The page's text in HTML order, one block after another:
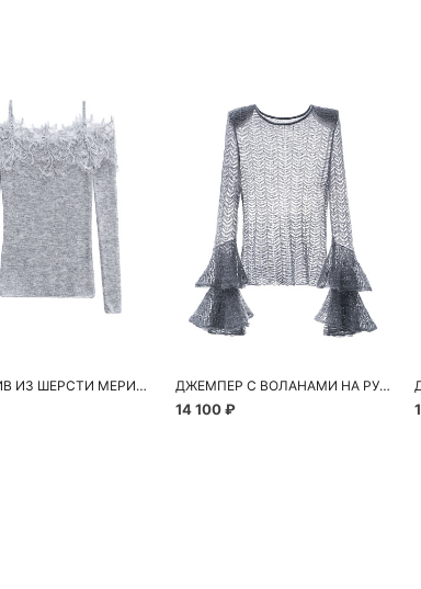
ЛОНГСЛИВ ИЗ ШЕРСТИ МЕРИНОСА С КРУЖЕВОМ ДЖЕМПЕР С ВОЛАНАМИ НА РУКАВАХ
14 100 ₽